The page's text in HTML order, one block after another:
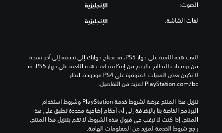
الصوت: الإنجليزية
لغات الشاشة: الإنجليزية
‎PlayStation.com/bc لمزيد من التفاصيل.
راجع شروط الخدمة لمزيد من المعلومات الهامة.